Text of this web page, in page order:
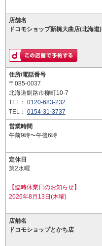
店舗名
ドコモショップ新橋大曲店(北海道)
住所/電話番号
〒085-0037
北海道釧路市柳町10-7
TEL： 0120-683-232
TEL： 0154-31-3737
営業時間
午前9時〜午後6時
定休日
第2水曜
【臨時休業日のお知らせ】
2026年8月13日(木曜)
店舗名
ドコモショップとかち店